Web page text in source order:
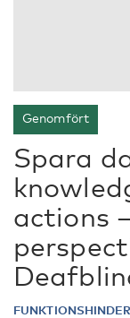
Genomfört
Spara
actions
FUNKTIONSHINDER